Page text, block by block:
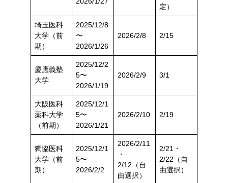
定）
埼玉医科
大学（前
期）
2025/12/8
〜
2026/1/26
2026/2/8 2/15
慶應義塾
大学
2025/12/2
5〜
2026/1/19
2026/2/9 3/1
大阪医科
薬科大学
（前期）
2025/12/1
5〜
2026/1/21
2026/2/10 2/19
獨協医科
大学（前
期）
2025/12/1
5〜
2026/2/2
2026/2/11
・
2/12（自
由選択）
2/21・
2/22（自
由選択）